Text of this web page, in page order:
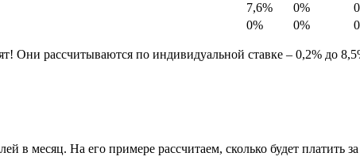
7,6% 0%
0% 0%
рассчитываются по индивидуальной ставке – 0,2% до
месяц. На его примере рассчитаем, сколько будет платить